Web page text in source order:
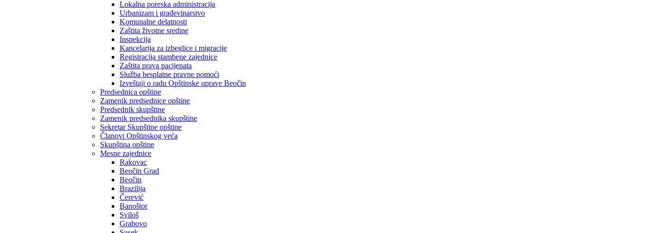
Lokalna poreska administracija
Urbanizam i građevinarstvo
Komunalne delatnosti
Zaštita životne sredine
Inspekcija
Kancelarija za izbeglice i migracije
Registracija stambene zajednice
Zaštita prava pacijenata
Služba besplatne pravne pomoći
Izveštaji o radu Opštinske uprave Beočin
Predsednica opštine
Zamenik predsednice opštine
Predsednik skupštine
Zamenik predsednika skupštine
Sekretar Skupštine opštine
Članovi Opštinskog veća
Skupština opštine
Mesne zajednice
Rakovac
Beočin Grad
Beočin
Brazilija
Čerević
Banoštor
Sviloš
Grabovo